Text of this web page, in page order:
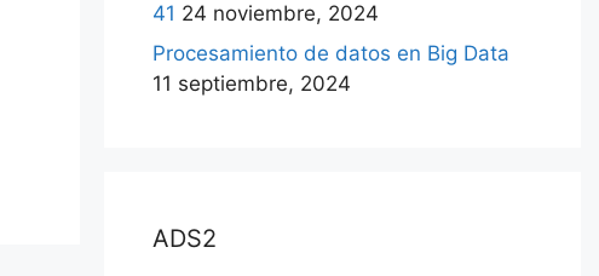
41 24 noviembre, 2024
Procesamiento de datos en Big Data
11 septiembre, 2024
ADS2